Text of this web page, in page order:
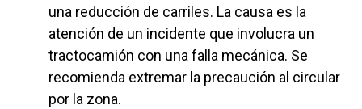
una reducción de carriles. La causa es la
atención de un incidente que involucra un
tractocamión con una falla mecánica. Se
recomienda extremar la precaución al circular
por la zona.